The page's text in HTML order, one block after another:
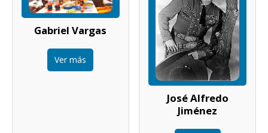
Gabriel Vargas
Ver más
José Alfredo
Jiménez